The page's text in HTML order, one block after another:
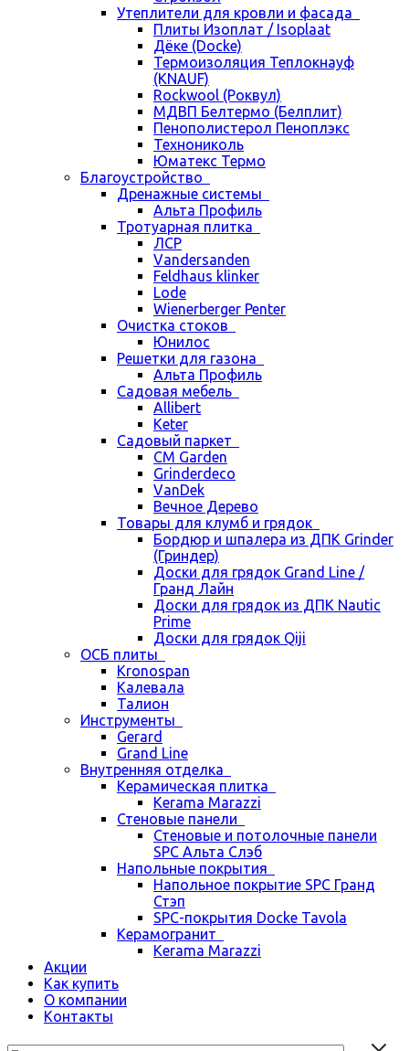
Утеплители для кровли и фасада
Плиты Изоплат / Isoplaat
Дёке (Docke)
Термоизоляция Теплокнауф
(KNAUF)
Rockwool (Роквул)
МДВП Белтермо (Белплит)
Пенополистерол Пеноплэкс
Технониколь
Юматекс Термо
Благоустройство
Дренажные системы
Альта Профиль
Тротуарная плитка
ЛСР
Vandersanden
Feldhaus klinker
Lode
Wienerberger Penter
Очистка стоков
Юнилос
Решетки для газона
Альта Профиль
Садовая мебель
Allibert
Keter
Садовый паркет
CM Garden
Grinderdeco
VanDek
Вечное Дерево
Товары для клумб и грядок
Бордюр и шпалера из ДПК Grinder
(Гриндер)
Доски для грядок Grand Line /
Гранд Лайн
Доски для грядок из ДПК Nautic
Prime
Доски для грядок Qiji
ОСБ плиты
Kronospan
Калевала
Талион
Инструменты
Gerard
Grand Line
Внутренняя отделка
Керамическая плитка
Kerama Marazzi
Стеновые панели
Стеновые и потолочные панели
SPC Альта Слэб
Напольные покрытия
Напольное покрытие SPC Гранд
Стэп
SPC-покрытия Docke Tavola
Керамогранит
Kerama Marazzi
Акции
Как купить
О компании
Контакты